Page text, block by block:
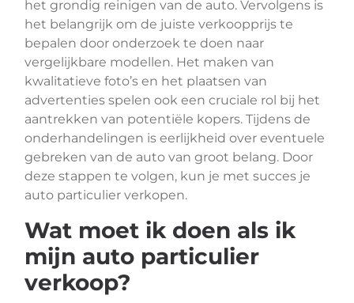
het grondig reinigen van de auto. Vervolgens is
het belangrijk om de juiste verkoopprijs te
bepalen door onderzoek te doen naar
vergelijkbare modellen. Het maken van
kwalitatieve foto’s en het plaatsen van
advertenties spelen ook een cruciale rol bij het
aantrekken van potentiële kopers. Tijdens de
onderhandelingen is eerlijkheid over eventuele
gebreken van de auto van groot belang. Door
deze stappen te volgen, kun je met succes je
auto particulier verkopen.
Wat moet ik doen als ik
mijn auto particulier
verkoop?